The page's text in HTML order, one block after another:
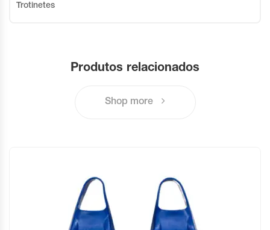
Trotinetes
Produtos relacionados
Shop more